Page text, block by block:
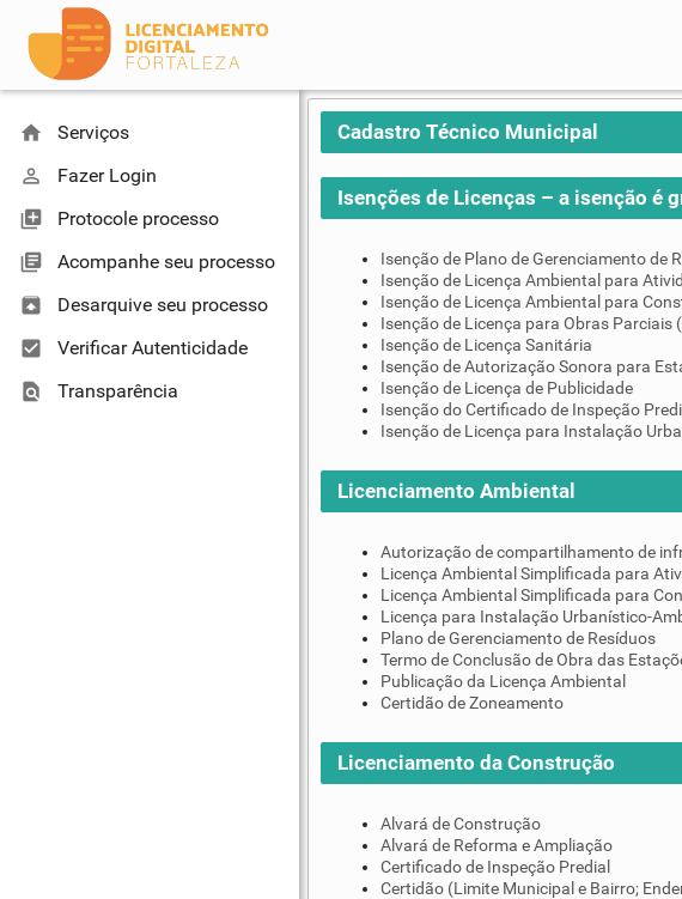
home Serviços
perm_identity Fazer Login
library_add Protocole processo
library_books Acompanhe seu processo
unarchive Desarquive seu processo
check_box Verificar Autenticidade
find_in_page Transparência
Cadastro Técnico Municipal
Isenções de Licenças – a isenção é
Isenção de Plano de Gerenciamento de
Isenção de Licença Ambiental para
Isenção de Licença Ambiental para
Isenção de Licença para Obras Parciais
Isenção de Licença Sanitária
Isenção de Autorização Sonora para
Isenção de Licença de Publicidade
Isenção do Certificado de Inspeção
Isenção de Licença para Instalação
Licenciamento Ambiental
Autorização de compartilhamento de
Licença Ambiental Simplificada para
Licença Ambiental Simplificada para
Licença para Instalação Urbanístico-
Plano de Gerenciamento de Resíduos
Termo de Conclusão de Obra das
Publicação da Licença Ambiental
Certidão de Zoneamento
Licenciamento da Construção
Alvará de Construção
Alvará de Reforma e Ampliação
Certificado de Inspeção Predial
Certidão (Limite Municipal e Bairro;